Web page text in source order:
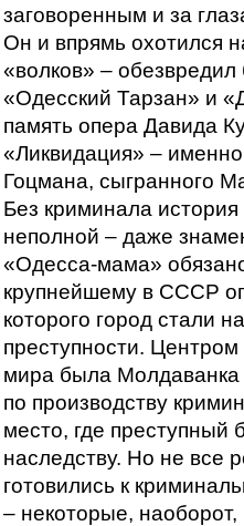
заговоренным и за
Он и впрямь охотился
«волков» –
«Одесский Тарзан» и
память опера Давида
«Ликвидация» –
Гоцмана, сыгранного
Без криминала
неполной – даже
«Одесса-мама»
крупнейшему в СССР
которого город стали
преступности. Центром
мира была Молдаванка
по производству
место, где преступный
наследству. Но не все
готовились к
– некоторые,